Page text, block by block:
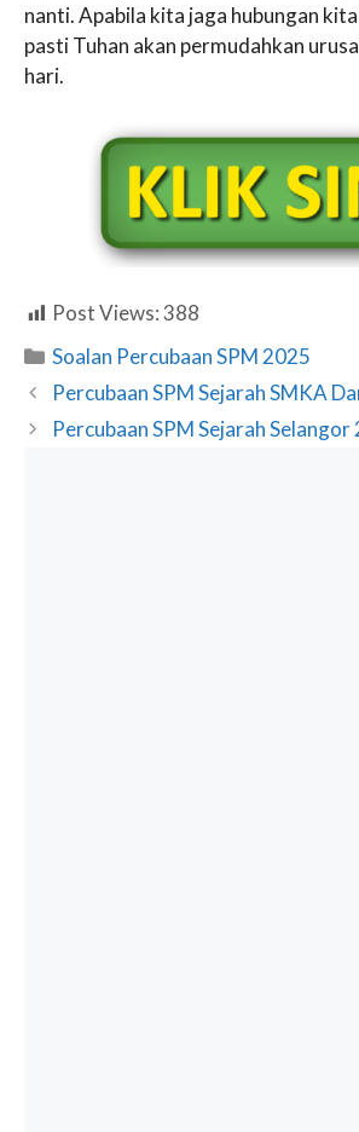
nanti. Apabila kita jaga hubungan
pasti Tuhan akan permudahkan
hari.
Post Views:388
Categories
Soalan Percubaan SPM 2025
Percubaan SPM Sejarah SMKA
Percubaan SPM Sejarah Selangor